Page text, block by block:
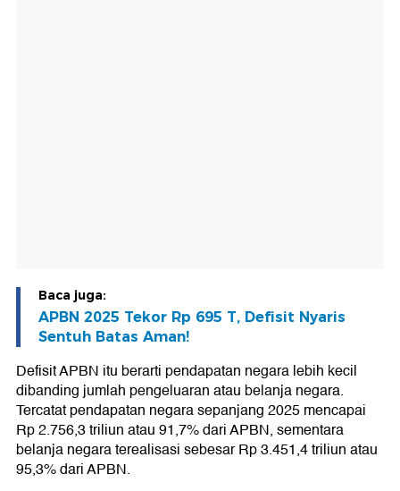
Baca juga:
APBN 2025 Tekor Rp 695 T, Defisit Nyaris
Sentuh Batas Aman!
Defisit APBN itu berarti pendapatan negara lebih kecil
dibanding jumlah pengeluaran atau belanja negara.
Tercatat pendapatan negara sepanjang 2025 mencapai
Rp 2.756,3 triliun atau 91,7% dari APBN, sementara
belanja negara terealisasi sebesar Rp 3.451,4 triliun atau
95,3% dari APBN.